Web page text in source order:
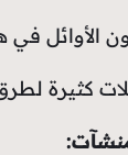
الأوائل
كثيرة